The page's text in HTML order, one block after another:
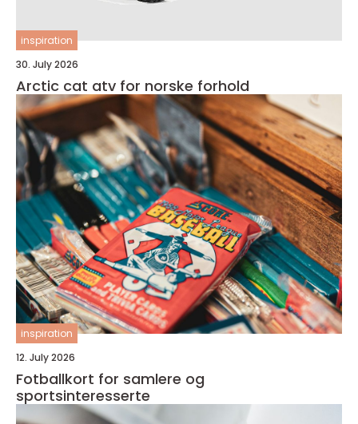
inspiration
30. July 2026
Arctic cat atv for norske forhold
inspiration
12. July 2026
Fotballkort for samlere og
sportsinteresserte